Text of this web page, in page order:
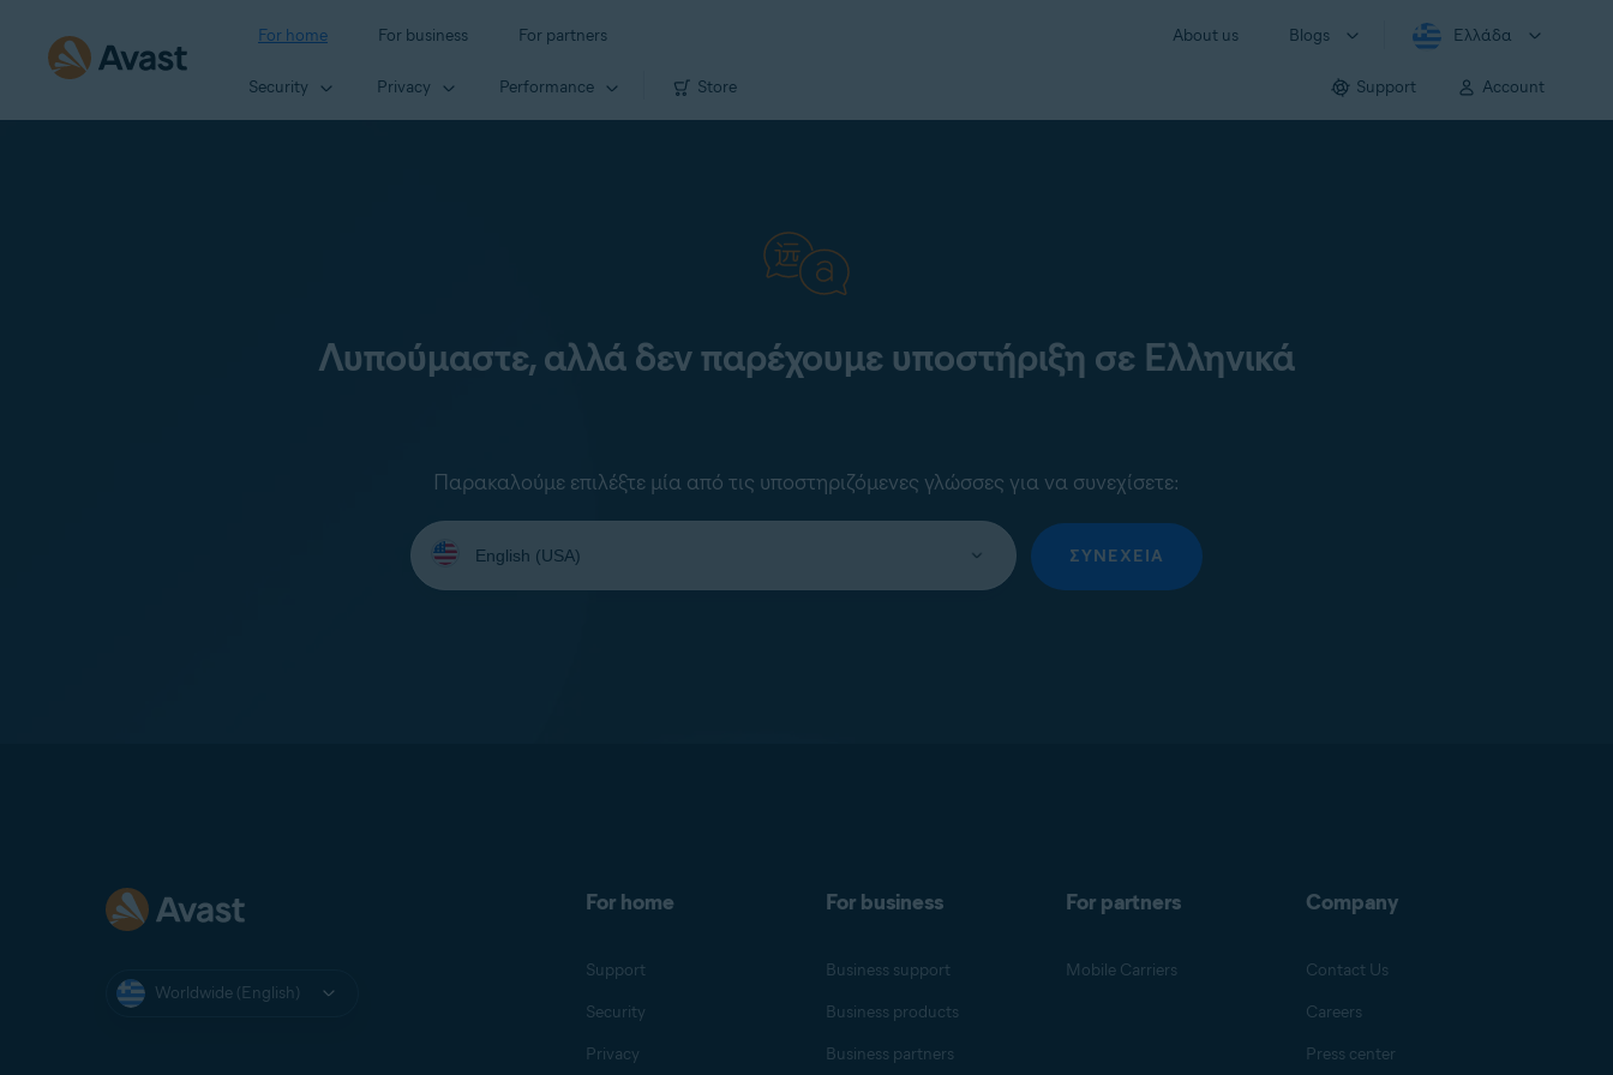
For home For business For partners About us Blogs Ελλάδα
Security Privacy Performance Store Support Account
Λυπούμαστε, αλλά δεν παρέχουμε υποστήριξη σε Ελληνικά
Παρακαλούμε επιλέξτε μία από τις υποστηριζόμενες γλώσσες για να συνεχίσετε:
Select
your
language:
ΣΥΝΈΧΕΙΑ
Worldwide (English)
For home
Support
Security
Privacy
For business
Business support
Business products
Business partners
For partners
Mobile Carriers
Company
Contact Us
Careers
Press center